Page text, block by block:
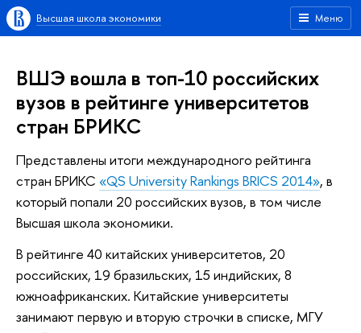
Меню
Высшая школа экономики
ВШЭ вошла в топ-10 российских
вузов в рейтинге университетов
стран БРИКС
Представлены итоги международного рейтинга
стран БРИКС «QS University Rankings BRICS 2014», в
который попали 20 российских вузов, в том числе
Высшая школа экономики.
В рейтинге 40 китайских университетов, 20
российских, 19 бразильских, 15 индийских, 8
южноафриканских. Китайские университеты
занимают первую и вторую строчки в списке, МГУ